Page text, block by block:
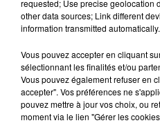
100%
100% Radio l'agenda de
6 décembre 2023 - 1 min 14
L'AGENDA DE
07H50
requested; Use precise geolocation
other data sources; Link different
information transmitted automatically.
Vous pouvez accepter en cliquant
sélectionnant les finalités et/ou
Vous pouvez également refuser en
accepter". Vos préférences ne
pouvez mettre à jour vos choix, ou
moment via le lien "Gérer les